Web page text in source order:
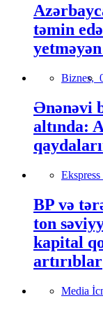
təmin
Biznes,
Ənənəvi
altında:
BP və
ton
kapital
artırıblar
Media